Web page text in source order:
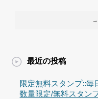
→
最近の投稿
限定無料スタンプ::毎
数量限定/無料スタン